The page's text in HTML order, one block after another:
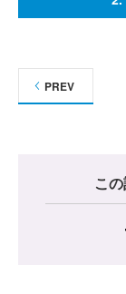
PREV
こ